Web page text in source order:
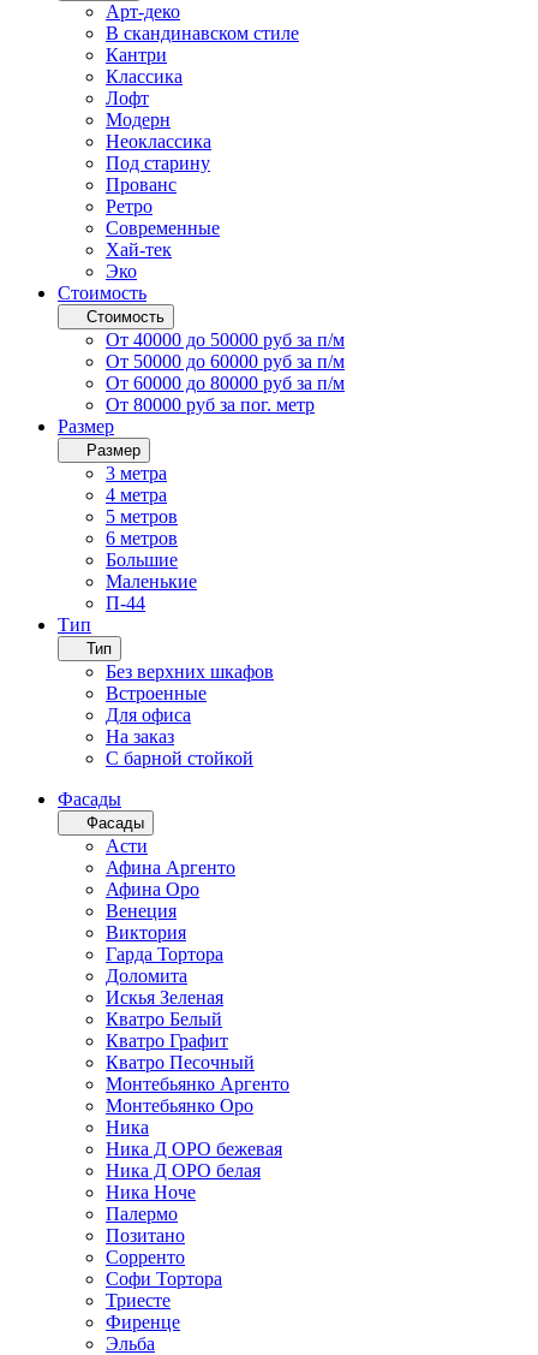
Арт-деко
В скандинавском стиле
Кантри
Классика
Лофт
Модерн
Неоклассика
Под старину
Прованс
Ретро
Современные
Хай-тек
Эко
Стоимость
Стоимость
От 40000 до 50000 руб за п/м
От 50000 до 60000 руб за п/м
От 60000 до 80000 руб за п/м
От 80000 руб за пог. метр
Размер
Размер
3 метра
4 метра
5 метров
6 метров
Большие
Маленькие
П-44
Тип
Тип
Без верхних шкафов
Встроенные
Для офиса
На заказ
С барной стойкой
Фасады
Фасады
Асти
Афина Аргенто
Афина Оро
Венеция
Виктория
Гарда Тортора
Доломита
Искья Зеленая
Кватро Белый
Кватро Графит
Кватро Песочный
Монтебьянко Аргенто
Монтебьянко Оро
Ника
Ника Д ОРО бежевая
Ника Д ОРО белая
Ника Ноче
Палермо
Позитано
Сорренто
Софи Тортора
Триесте
Фиренце
Эльба